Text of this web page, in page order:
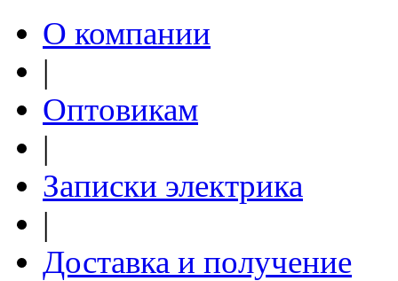
О компании
|
Оптовикам
|
Записки электрика
|
Доставка и получение